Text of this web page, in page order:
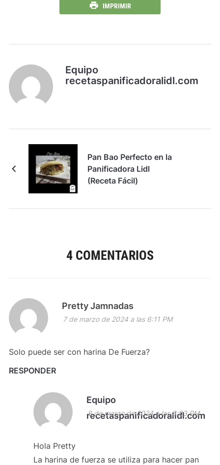
IMPRIMIR
Equipo
recetaspanificadoralidl.com
Pan Bao Perfecto en la
Panificadora Lidl
(Receta Fácil)
4 COMENTARIOS
Pretty Jamnadas
7 de marzo de 2024 a las 6:11 PM
Solo puede ser con harina De Fuerza?
RESPONDER
Equipo
recetaspanificadoralidl.com
8 de marzo de 2024 a las 3:03 PM
Hola Pretty
La harina de fuerza se utiliza para hacer pan